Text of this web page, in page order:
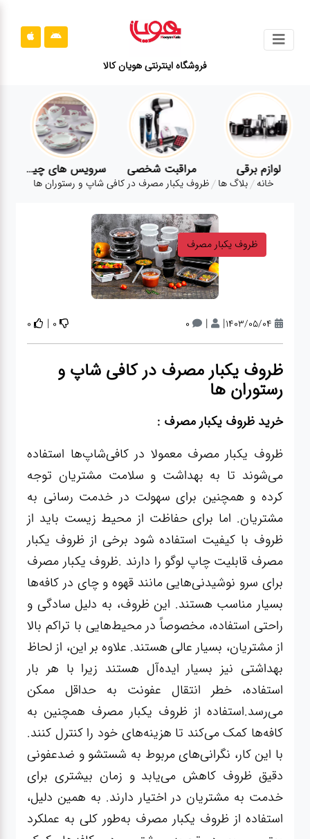
فروشگاه اینترنتی هویان کالا
محصولات
قوانین
سایت
ارتباط
لوازم برقی
سرویس های
چینی زرین
قاشق و چنگال
لوازم خانه
لوازم پلاسکو
آشپزخانه
لوازم متفرقه
آشپزخانه
زودپز،قابلمه،تابه
کلمن،فلاسک،قمقمه
بانکه،پاسماوری،جا
ادویه
کتری قوری
لوازم برقی مراقبت شخصی سرویس های چینی زرین
خانه بلاگ ها ظروف یکبار مصرف در کافی شاپ و رستوران ها
ظروف یکبار مصرف
1403/05/04
|
|
0
0
|
0
ظروف یکبار مصرف در کافی شاپ و
رستوران ها
خرید ظروف یکبار مصرف :
ظروف یکبار مصرف معمولا در کافی‌شاپ‌ها استفاده
می‌شوند تا به بهداشت و سلامت مشتریان توجه
کرده و همچنین برای سهولت در خدمت رسانی به
مشتریان. اما برای حفاظت از محیط زیست باید از
ظروف با کیفیت استفاده شود برخی از ظروف یکبار
مصرف قابلیت چاپ لوگو را دارند .ظروف یکبار مصرف
برای سرو نوشیدنی‌هایی مانند قهوه و چای در کافه‌ها
بسیار مناسب هستند. این ظروف، به دلیل سادگی و
راحتی استفاده، مخصوصاً در محیط‌هایی با تراکم بالا
از مشتریان، بسیار عالی هستند. علاوه بر این، از لحاظ
بهداشتی نیز بسیار ایده‌آل هستند زیرا با هر بار
استفاده، خطر انتقال عفونت به حداقل ممکن
می‌رسد.استفاده از ظروف یکبار مصرف همچنین به
کافه‌ها کمک می‌کند تا هزینه‌های خود را کنترل کنند.
با این کار، نگرانی‌های مربوط به شستشو و ضدعفونی
دقیق ظروف کاهش می‌یابد و زمان بیشتری برای
خدمت به مشتریان در اختیار دارند. به همین دلیل،
استفاده از ظروف یکبار مصرف به‌طور کلی به عملکرد